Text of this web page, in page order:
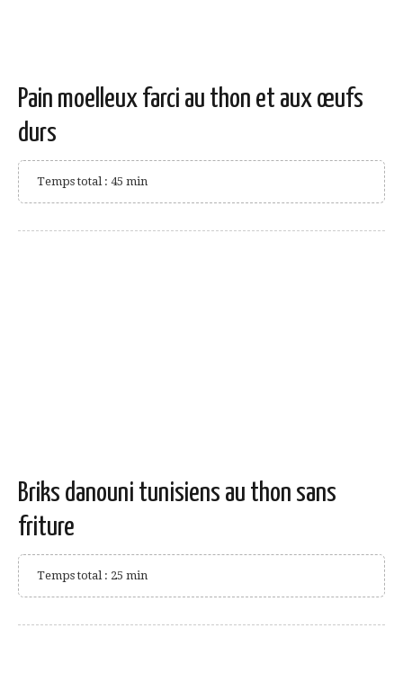
Pain moelleux farci au thon et aux œufs
durs
Temps total : 45 min
Briks danouni tunisiens au thon sans
friture
Temps total : 25 min